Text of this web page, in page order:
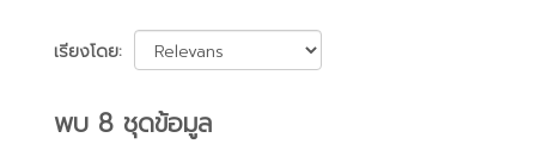
เรียงโดย
พบ 8 ชุดข้อมูล